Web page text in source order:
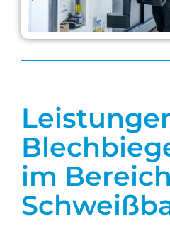
im Bereich